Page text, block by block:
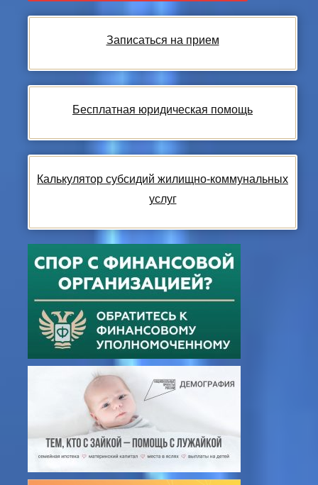
Записаться на прием
Бесплатная юридическая помощь
Калькулятор субсидий жилищно-коммунальных
услуг